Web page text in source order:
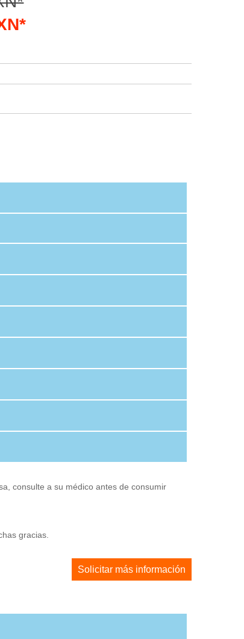
consulte a su médico antes de consumir
gracias.
Solicitar más información